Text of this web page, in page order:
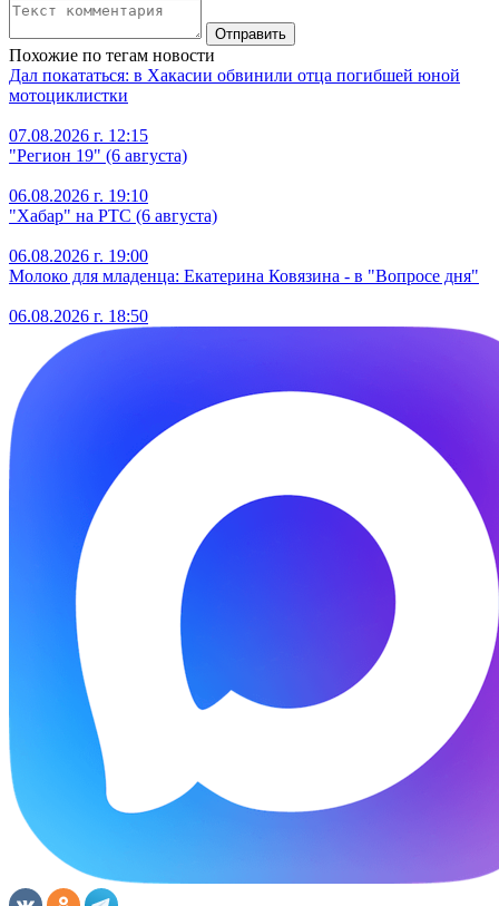
Отправить
Похожие по тегам новости
Дал покататься: в Хакасии обвинили отца погибшей юной
мотоциклистки
07.08.2026 г. 12:15
"Регион 19" (6 августа)
06.08.2026 г. 19:10
"Хабар" на РТС (6 августа)
06.08.2026 г. 19:00
Молоко для младенца: Екатерина Ковязина - в "Вопросе дня"
06.08.2026 г. 18:50